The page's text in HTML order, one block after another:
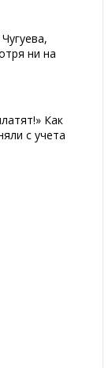
ни на
Как
с учета